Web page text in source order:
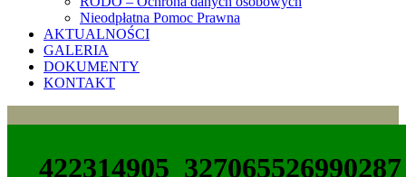
Nieodpłatna Pomoc Prawna
AKTUALNOŚCI
GALERIA
DOKUMENTY
KONTAKT